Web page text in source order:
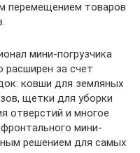
перемещением товаров
мини-погрузчика
за счет
ковши для земляных
щетки для уборки
отверстий и многое
мини-
решением для самых